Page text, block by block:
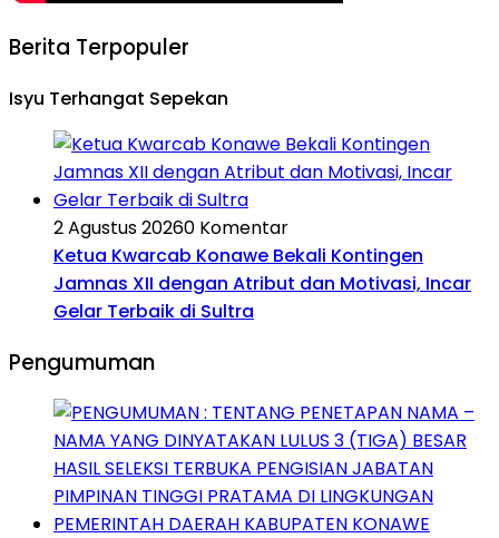
Berita Terpopuler
Isyu Terhangat Sepekan
2 Agustus 20260 Komentar
Ketua Kwarcab Konawe Bekali Kontingen
Jamnas XII dengan Atribut dan Motivasi, Incar
Gelar Terbaik di Sultra
Pengumuman